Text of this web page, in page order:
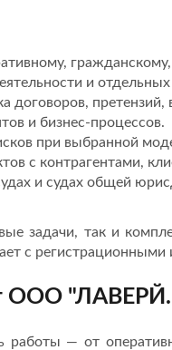
и отдельных
договоров,
и бизнес-процессов.
при выбранной
с контрагентами,
и судах общей
задачи, так и
с
ООО
— от